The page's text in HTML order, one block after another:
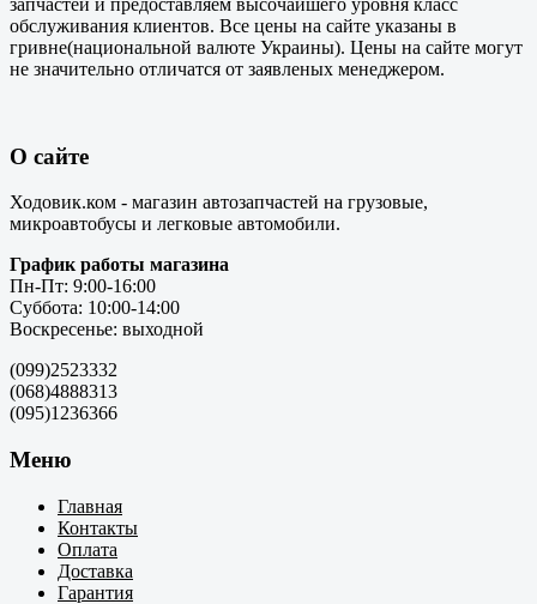
запчастей и предоставляем высочайшего уровня класс
обслуживания клиентов. Все цены на сайте указаны в
гривне(национальной валюте Украины). Цены на сайте могут
не значительно отличатся от заявленых менеджером.
О сайте
Ходовик.ком - магазин автозапчастей на грузовые,
микроавтобусы и легковые автомобили.
График работы магазина
Пн-Пт: 9:00-16:00
Суббота: 10:00-14:00
Воскресенье: выходной
(099)2523332
(068)4888313
(095)1236366
Меню
Главная
Контакты
Оплата
Доставка
Гарантия